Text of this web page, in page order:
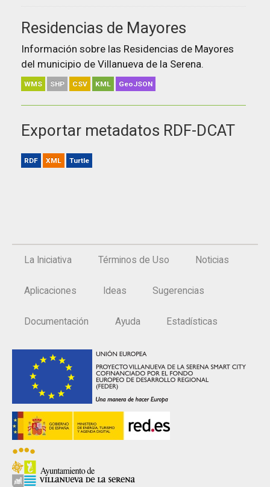
Residencias de Mayores
Información sobre las Residencias de Mayores
del municipio de Villanueva de la Serena.
WMS SHP CSV KML GeoJSON
Exportar metadatos RDF-DCAT
RDF XML Turtle
La Iniciativa Términos de Uso Noticias
Aplicaciones Ideas Sugerencias
Documentación Ayuda Estadísticas